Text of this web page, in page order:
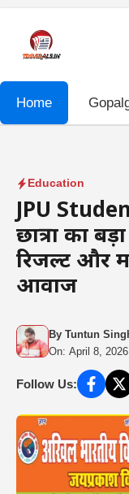
content
Home
Education
JPU
छात्रों का
रिजल्ट और
आवाज
By Tuntun
On: April 8,
Follow Us: